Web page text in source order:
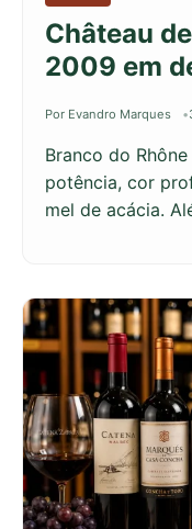
Château
2009 em
Por Evandro Marques
Branco do
potência, cor
mel de acácia.